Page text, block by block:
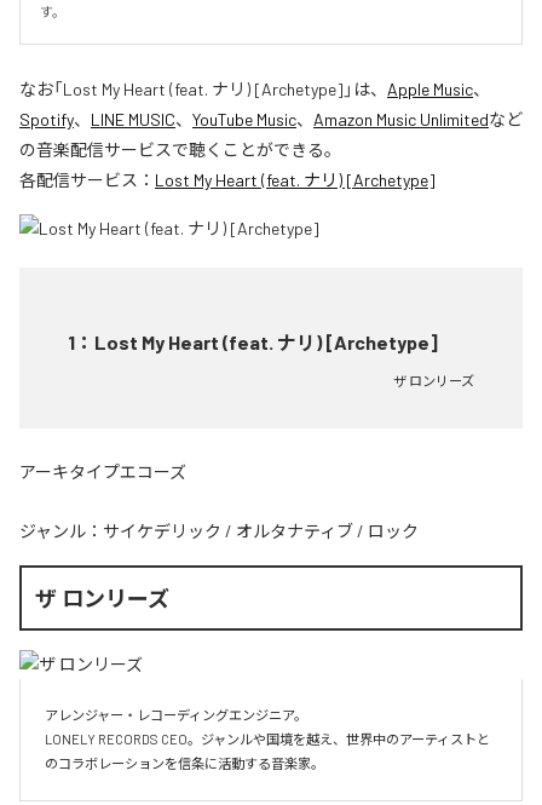
す。
なお「Lost My Heart (feat. ナリ) [Archetype] 」は、 Apple Music、
Spotify、 LINE MUSIC、 YouTube Music、 Amazon Music Unlimitedなど
の音楽配信サービスで聴くことができる。
各配信サービス： Lost My Heart (feat. ナリ) [Archetype]
1 ： Lost My Heart (feat. ナリ) [Archetype]
ザ ロンリーズ
アーキタイプエコーズ
ジャンル： サイケデリック / オルタナティブ / ロック
ザ ロンリーズ
アレンジャー・レコーディングエンジニア。
LONELY RECORDS CEO。ジャンルや国境を越え、世界中のアーティストと
のコラボレーションを信条に活動する音楽家。